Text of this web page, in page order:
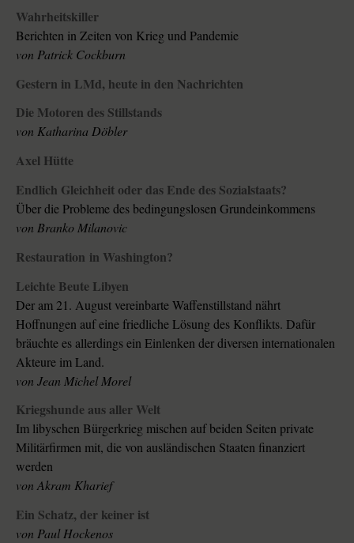
Wahrheitskiller
Berichten in Zeiten von Krieg und Pandemie
von Patrick Cockburn
Gestern in LMd, heute in den Nachrichten
Die Motoren des Stillstands
von Katharina Döbler
Axel Hütte
Endlich Gleichheit oder das Ende des Sozialstaats?
Über die Probleme des bedingungslosen Grundeinkommens
von Branko Milanovic
Restauration in Washington?
Leichte Beute Libyen
Der am 21. August vereinbarte Waffenstillstand nährt
Hoffnungen auf eine friedliche Lösung des Konflikts. Dafür
bräuchte es allerdings ein Einlenken der diversen internationalen
Akteure im Land.
von Jean Michel Morel
Kriegshunde aus aller Welt
Im libyschen Bürgerkrieg mischen auf beiden Seiten private
Militärfirmen mit, die von ausländischen Staaten finanziert
werden
vonAkram Kharief
Ein Schatz, der keiner ist
von Paul Hockenos